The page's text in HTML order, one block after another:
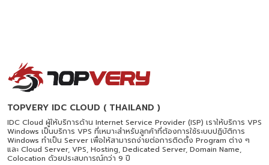
TOPVERY IDC CLOUD ( THAILAND )
IDC Cloud ผู้ให้บริการด้าน Internet Service Provider (ISP) เราให้บริการ VPS
Windows เป็นบริการ VPS ที่เหมาะสำหรับลูกค้าที่ต้องการใช้ระบบปฏิบัติการ
Windows ทำเป็น Server เพื่อให้สามารถง่ายต่อการติดตั้ง Program ต่าง ๆ
และ Cloud Server, VPS, Hosting, Dedicated Server, Domain Name,
Colocation ด้วยประสบการณ์กว่า 9 ปี